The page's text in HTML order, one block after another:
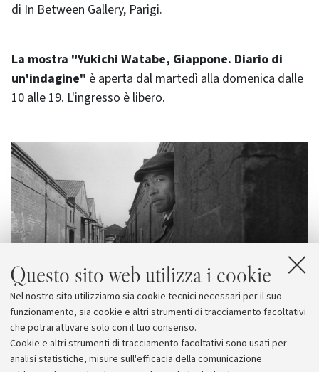
Questo sito web utilizza i cookie
Nel nostro sito utilizziamo sia cookie tecnici necessari per il suo
funzionamento, sia cookie e altri strumenti di tracciamento facoltativi
che potrai attivare solo con il tuo consenso.
Cookie e altri strumenti di tracciamento facoltativi sono usati per
analisi statistiche, misure sull'efficacia della comunicazione
di In Between Gallery, Parigi.
La mostra "Yukichi Watabe, Giappone. Diario di
un'indagine" è aperta dal martedì alla domenica dalle
10 alle 19. L'ingresso è libero.